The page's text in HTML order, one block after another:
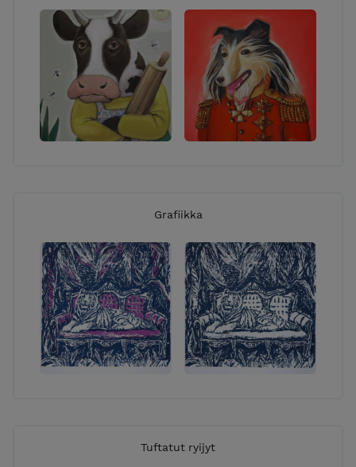
Grafiikka
Tuftatut ryijyt